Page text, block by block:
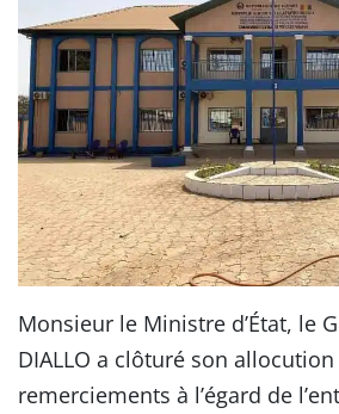
Monsieur le Ministre d’État, le
DIALLO a clôturé son
remerciements à l’égard de